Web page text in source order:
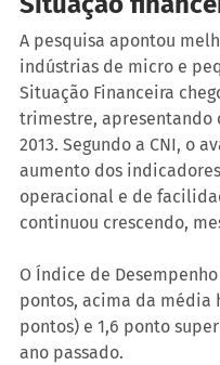
A pesquisa apontou
indústrias de micro e
Situação Financeira
trimestre, apresentando
2013. Segundo a CNI, o
aumento dos
operacional e de
continuou crescendo,
O Índice de
pontos, acima da média
pontos) e 1,6 ponto
ano passado.